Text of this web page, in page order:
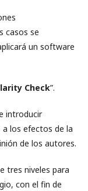
casos se
un software
Check”.
introducir
a los efectos de la
de los autores.
tres niveles para
con el fin de